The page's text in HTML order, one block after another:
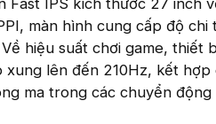
Fast IPS kích thước 27 inch
màn hình cung cấp độ
hiệu suất chơi game, thiết
lên đến 210Hz, kết hợp
ma trong các chuyển động